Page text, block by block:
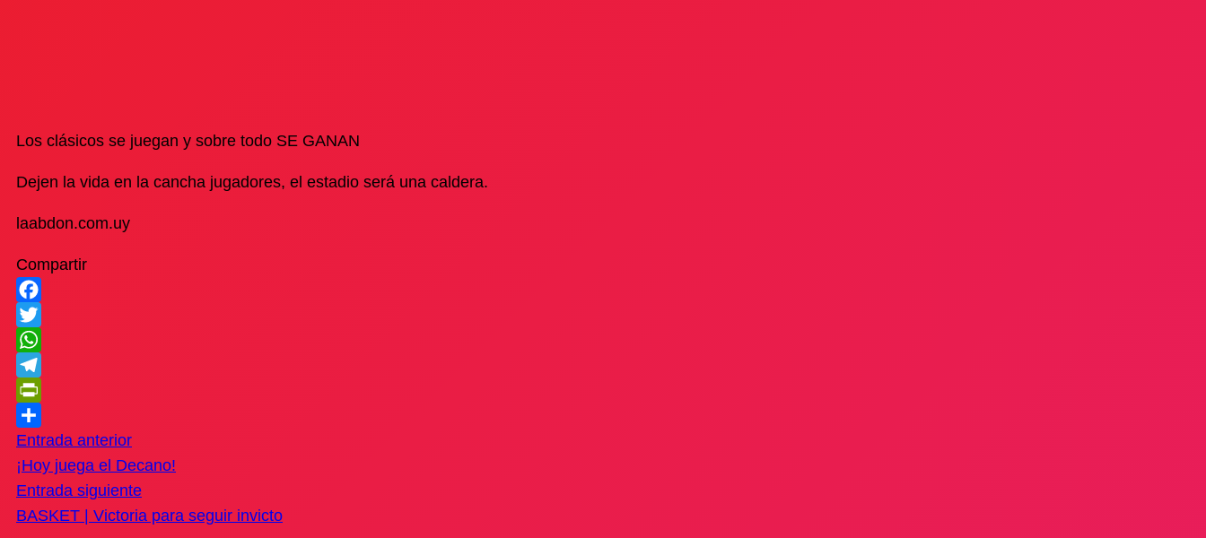
Los clásicos se juegan y sobre todo SE GANAN
Dejen la vida en la cancha jugadores, el estadio será una caldera.
laabdon.com.uy
Compartir
Facebook
Twitter
WhatsApp
Telegram
PrintFriendly
Compartir
Entrada anterior
¡Hoy juega el Decano!
Entrada siguiente
BASKET | Victoria para seguir invicto